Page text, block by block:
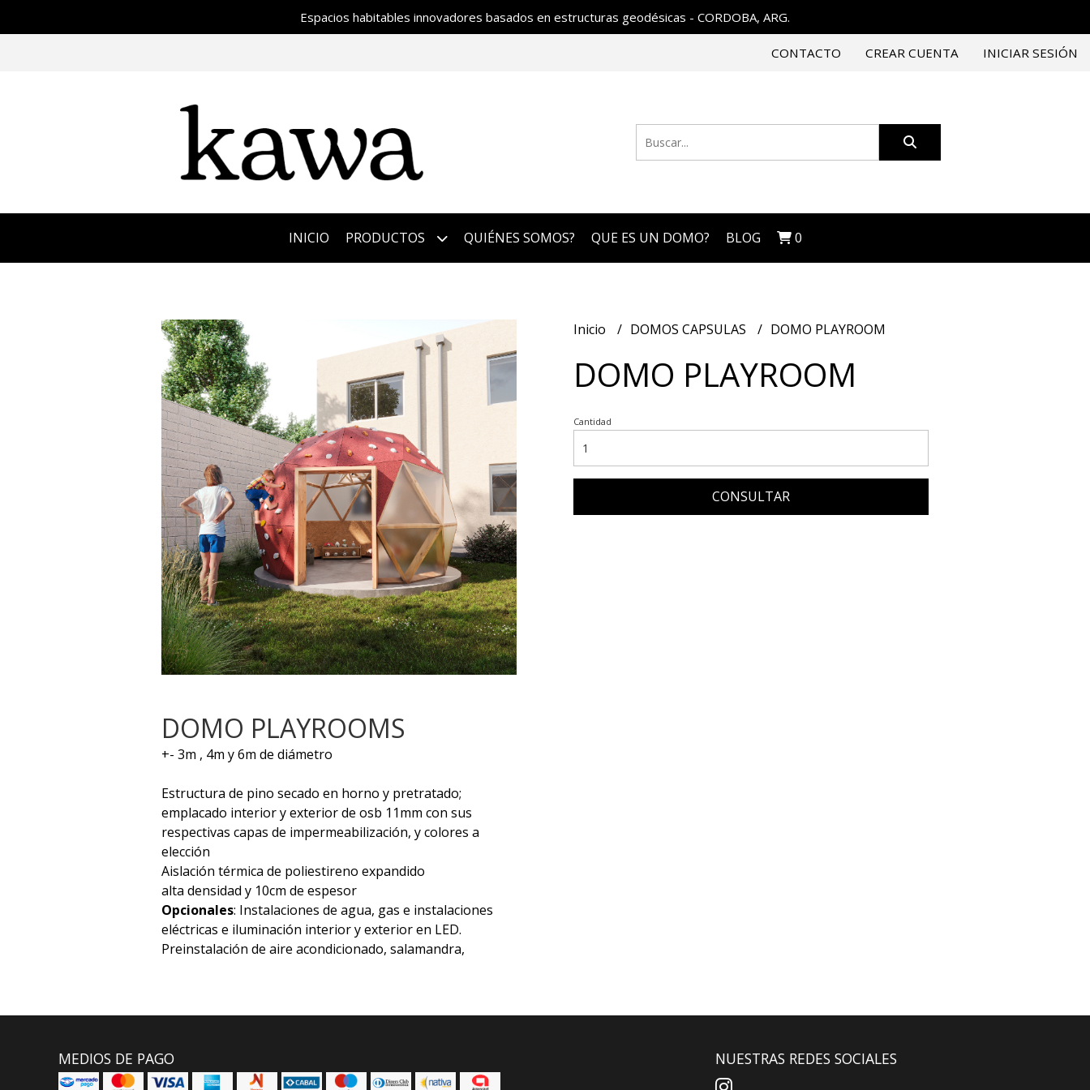
Espacios habitables innovadores basados en estructuras geodésicas - CORDOBA, ARG.
CONTACTO CREAR CUENTA INICIAR SESIÓN
INICIO PRODUCTOS QUIÉNES SOMOS? QUE ES UN DOMO? BLOG 0
DOMO PLAYROOMS
+- 3m , 4m y 6m de diámetro
Estructura de pino secado en horno y pretratado;
emplacado interior y exterior de osb 11mm con sus
respectivas capas de impermeabilización, y colores a
elección
Aislación térmica de poliestireno expandido
alta densidad y 10cm de espesor
Opcionales: Instalaciones de agua, gas e instalaciones
eléctricas e iluminación interior y exterior en LED.
Preinstalación de aire acondicionado, salamandra,
Inicio DOMOS CAPSULAS DOMO PLAYROOM
DOMO PLAYROOM
Cantidad
CONSULTAR
MEDIOS DE PAGO NUESTRAS REDES SOCIALES